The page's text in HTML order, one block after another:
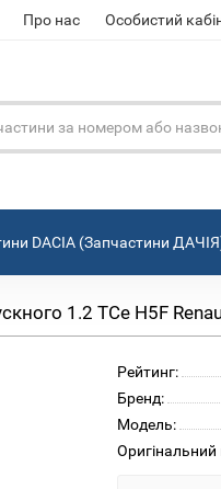
Про нас Особистий
DACIA (Запчастини
1.2 TCe H5F
Рейтинг:
Бренд:
Модель: